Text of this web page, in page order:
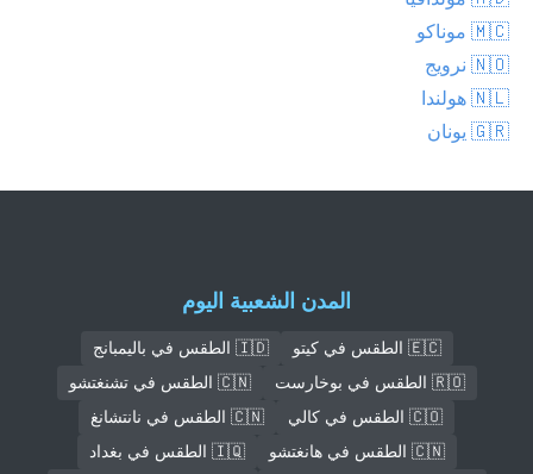
🇲🇨 موناكو
🇳🇴 نرويج
🇳🇱 هولندا
🇬🇷 يونان
المدن الشعبية اليوم
🇪🇨 الطقس في كيتو
🇮🇩 الطقس في باليمبانج
🇷🇴 الطقس في بوخارست
🇨🇳 الطقس في تشنغتشو
🇨🇴 الطقس في كالي
🇨🇳 الطقس في نانتشانغ
🇨🇳 الطقس في هانغتشو
🇮🇶 الطقس في بغداد